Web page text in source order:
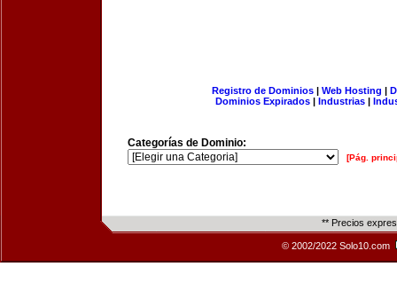
Registro de Dominios| Web Hosting |
Dominios Expirados | Industrias |
Categorías de Dominio:
[Pág.
** Precios
© 2002/2022 Solo10.com